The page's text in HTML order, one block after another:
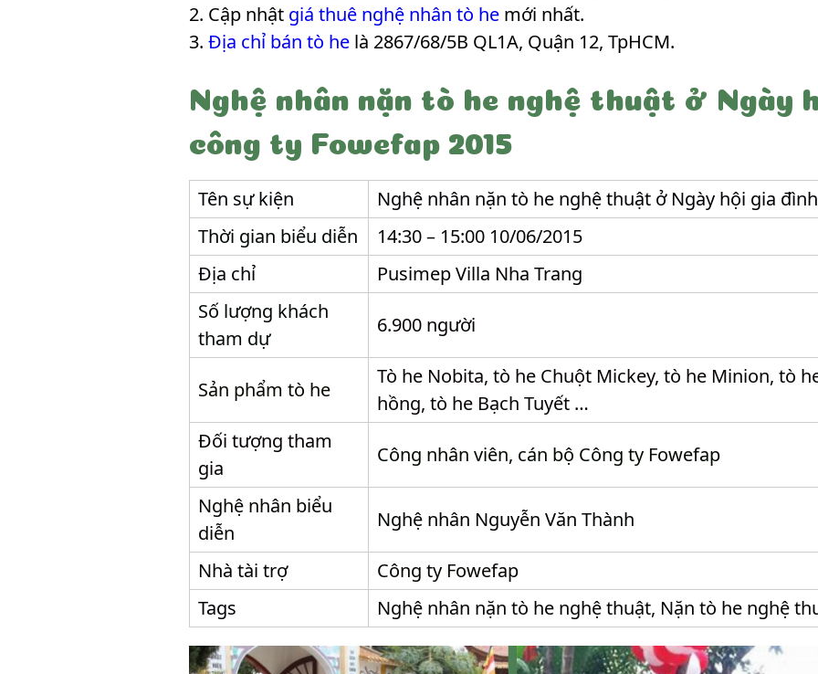
Cập nhật giá thuê nghệ nhân tò he mới nhất.
Địa chỉ bán tò he là 2867/68/5B QL1A, Quận 12, TpHCM.
Nghệ nhân nặn tò he nghệ thuật ở Ngày
công ty Fowefap 2015
Tên sự kiện
Nghệ nhân nặn tò he nghệ thuật ở Ngày hội gia
Thời gian biểu diễn
14:30 – 15:00 10/06/2015
Địa chỉ
Pusimep Villa Nha Trang
Số lượng khách
tham dự
6.900 người
Sản phẩm tò he
Tò he Nobita, tò he Chuột Mickey, tò he Minion, tò
hồng, tò he Bạch Tuyết …
Đối tượng tham
gia
Công nhân viên, cán bộ Công ty Fowefap
Nghệ nhân biểu
diễn
Nghệ nhân Nguyễn Văn Thành
Nhà tài trợ
Công ty Fowefap
Tags
Nghệ nhân nặn tò he nghệ thuật, Nặn tò he nghệ